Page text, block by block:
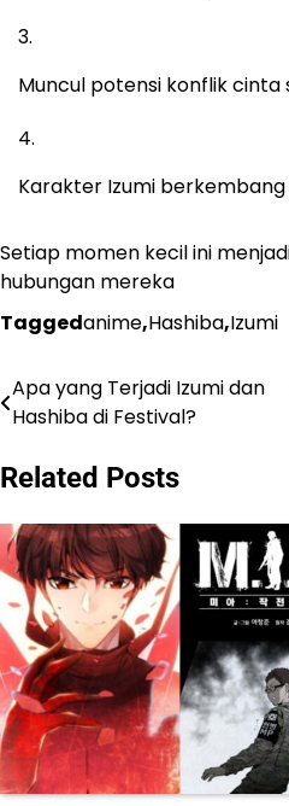
Muncul potensi konflik cinta
Karakter Izumi
Setiap momen kecil ini
hubungan mereka
Taggedanime,Hashiba,Izumi
Navigasi
Apa yang Terjadi Izumi dan
Hashiba di Festival?
Related Posts